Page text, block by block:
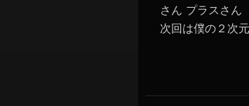
さん プラスさ
次回は僕の２次